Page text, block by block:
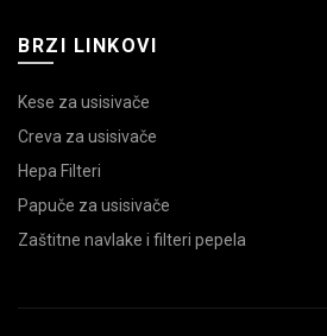
BRZI LINKOVI
Kese za usisivače
Creva za usisivače
Hepa Filteri
Papuče za usisivače
Zaštitne navlake i filteri pepela